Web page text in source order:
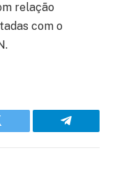
relação
com o
Telegram